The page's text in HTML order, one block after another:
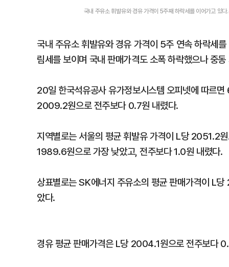
국내 주유소 휘발유와 경유 가격이 5주째 하락세를 이어가고 있
국내 주유소 휘발유와 경유 가격이 5주 연속 하락세
림세를 보이며 국내 판매가격도 소폭 하락했으나 중
20일 한국석유공사 유가정보시스템 오피넷에 따르
2009.2원으로 전주보다 0.7원 내렸다.
지역별로는 서울의 평균 휘발유 가격이 L당 2051.2
1989.6원으로 가장 낮았고, 전주보다 1.0원 내렸다.
상표별로는 SK에너지 주유소의 평균 판매가격이 L
았다.
경유 평균 판매가격은 L당 2004.1원으로 전주보다